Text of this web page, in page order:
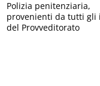
Polizia penitenziaria,
provenienti da tutti gli
del Provveditorato